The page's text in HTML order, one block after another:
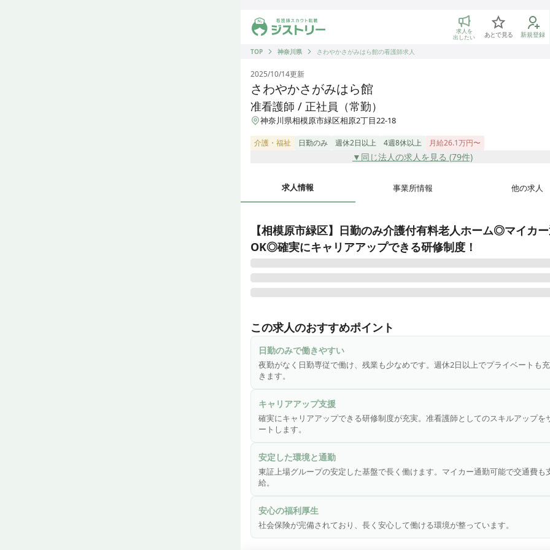
ジストリー 看護師の転職マッチング
求人を
出したい あとで見る 新規登録
TOP
神奈川県 さわやかさがみはら館の看護師求人
2025/10/14更新
さわやかさがみはら館
准看護師 / 正社員（常勤）
神奈川県相模原市緑区相原2丁目22-18
介護・福祉 日勤のみ 週休2日以上 4週8休以上 月給26.1万円〜
▼同じ法人の求人を見る (79件)
求人情報 事業所情報 他の求人
【相模原市緑区】日勤のみ介護付有料老人ホーム◎マイカ
OK◎確実にキャリアアップできる研修制度！
ディングス」のグループ会社であり、安定した基盤と誠実な運営に力を
いる企業で、全国で施設を展開しています。「慈愛の心・尊厳を守る・
第一主義」という理念を掲げ、お客様に安心で笑顔溢れる生活環境を提
います。特に大切にしているのは、お客様の「生きがい作り」。安心・
もちろんのこと、お客様に楽しく毎日を過ごしていただけるよう、お客
場に立ったサービスを心がけています。
この求人のおすすめポイント
日勤のみで働きやすい
夜勤がなく日勤専従で働け、残業も少なめです。週休2日以上でプライベートも
きます。
キャリアアップ支援
確実にキャリアアップできる研修制度が充実。准看護師としてのスキルアップを
ートします。
安定した環境と通勤
東証上場グループの安定した基盤で長く働けます。マイカー通勤可能で交通費も
給。
安心の福利厚生
社会保険が完備されており、長く安心して働ける環境が整っています。